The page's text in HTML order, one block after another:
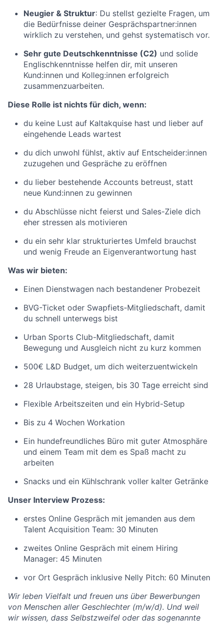
Neugier & Struktur: Du stellst gezielte Fragen, um
die Bedürfnisse deiner Gesprächspartner:innen
wirklich zu verstehen, und gehst systematisch vor.
Sehr gute Deutschkenntnisse (C2) und solide
Englischkenntnisse helfen dir, mit unseren
Kund:innen und Kolleg:innen erfolgreich
zusammenzuarbeiten.
Diese Rolle ist nichts für dich, wenn:
du keine Lust auf Kaltakquise hast und lieber auf
eingehende Leads wartest
du dich unwohl fühlst, aktiv auf Entscheider:innen
zuzugehen und Gespräche zu eröffnen
du lieber bestehende Accounts betreust, statt
neue Kund:innen zu gewinnen
du Abschlüsse nicht feierst und Sales-Ziele dich
eher stressen als motivieren
du ein sehr klar strukturiertes Umfeld brauchst
und wenig Freude an Eigenverantwortung hast
Was wir bieten:
Einen Dienstwagen nach bestandener Probezeit
BVG-Ticket oder Swapfiets-Mitgliedschaft, damit
du schnell unterwegs bist
Urban Sports Club-Mitgliedschaft, damit
Bewegung und Ausgleich nicht zu kurz kommen
500€ L&D Budget, um dich weiterzuentwickeln
28 Urlaubstage, steigen, bis 30 Tage erreicht sind
Flexible Arbeitszeiten und ein Hybrid-Setup
Bis zu 4 Wochen Workation
Ein hundefreundliches Büro mit guter Atmosphäre
und einem Team mit dem es Spaß macht zu
arbeiten
Snacks und ein Kühlschrank voller kalter Getränke
Unser Interview Prozess:
erstes Online Gespräch mit jemanden aus dem
Talent Acquisition Team: 30 Minuten
zweites Online Gespräch mit einem Hiring
Manager: 45 Minuten
vor Ort Gespräch inklusive Nelly Pitch: 60 Minuten
Wir leben Vielfalt und freuen uns über Bewerbungen
von Menschen aller Geschlechter (m/w/d). Und weil
wir wissen, dass Selbstzweifel oder das sogenannte